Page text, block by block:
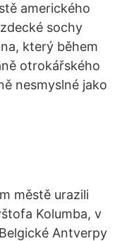
amerického
sochy
který během
otrokářského
nesmyslné jako
městě urazili
Kolumba, v
Antverpy